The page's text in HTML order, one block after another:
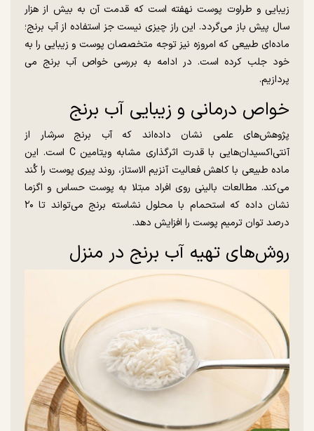
زیبایی و طراوت پوست نهفته است که قدمت آن به بیش از هزار
سال پیش باز می‌گردد. این راز چیزی نیست جز استفاده از آب برنج؛
ماده‌ای طبیعی که امروزه نیز توجه متخصصان پوست و زیبایی را به
خود جلب کرده است. در ادامه به بررسی خواص آب برنج می
پردازیم.
خواص درمانی و زیبایی آب برنج
پژوهش‌های علمی نشان داده‌اند که آب برنج سرشار از
آنتی‌اکسیدان‌هایی با قدرت اثرگذاری مشابه ویتامین C است. این
ماده طبیعی با کاهش فعالیت آنزیم الاستاز، روند پیری پوست را کُند
می‌کند. مطالعات بالینی روی افراد مبتلا به پوست حساس و اگزما
نشان داده که استحمام با محلول نشاسته برنج می‌تواند تا ۲۰
درصد توان ترمیم پوست را افزایش دهد.
روش‌های تهیه آب برنج در منزل